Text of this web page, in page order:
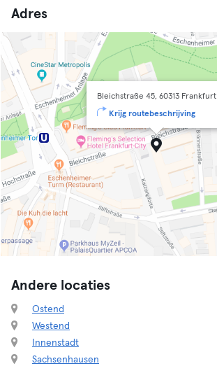
Adres
Bleichstraße 45, 60313 Frankfurt
Krijg routebeschrijving
Andere locaties
Ostend
Westend
Innenstadt
Sachsenhausen